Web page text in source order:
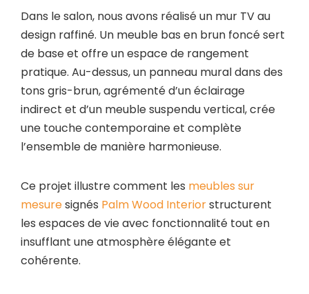
Dans le salon, nous avons réalisé un mur TV au
design raffiné. Un meuble bas en brun foncé sert
de base et offre un espace de rangement
pratique. Au-dessus, un panneau mural dans des
tons gris-brun, agrémenté d’un éclairage
indirect et d’un meuble suspendu vertical, crée
une touche contemporaine et complète
l’ensemble de manière harmonieuse.
Ce projet illustre comment les meubles sur
mesuresignés Palm Wood Interiorstructurent
les espaces de vie avec fonctionnalité tout en
insufflant une atmosphère élégante et
cohérente.